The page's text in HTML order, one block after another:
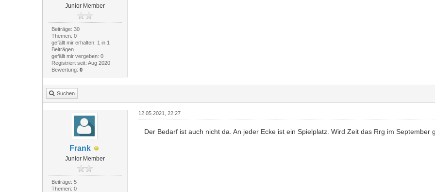
Junior Member
Beiträge: 30
Themen: 0
gefällt mir erhalten: 1 in 1
Beiträgen
gefällt mir vergeben: 0
Registriert seit: Aug 2020
Bewertung: 0
Suchen
Frank
Junior Member
Beiträge: 5
Themen: 0
12.05.2021, 22:27
Der Bedarf ist auch nicht da. An jeder Ecke ist ein Spielplatz. Wird Zeit das Rrg im September